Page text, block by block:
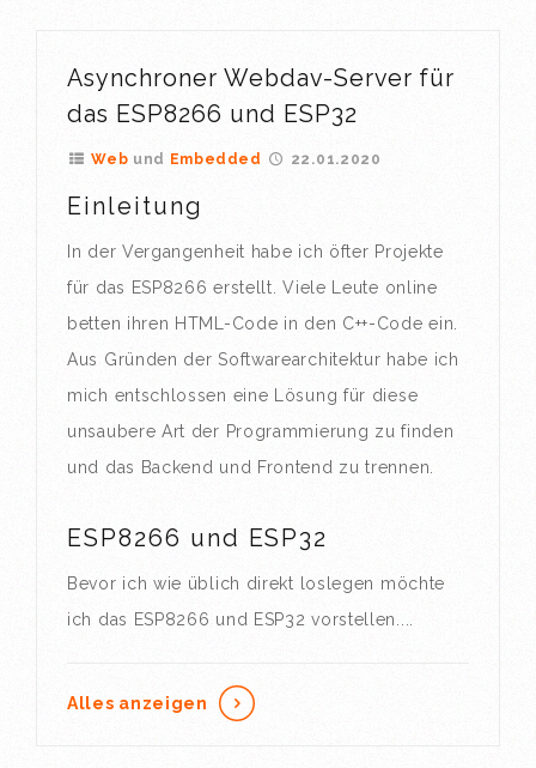
Asynchroner Webdav-Server für
das ESP8266 und ESP32
Web Embedded 22.01.2020
Einleitung
In der Vergangenheit habe ich öfter Projekte
für das ESP8266 erstellt. Viele Leute online
betten ihren HTML-Code in den C++-Code ein.
Aus Gründen der Softwarearchitektur habe ich
mich entschlossen eine Lösung für diese
unsaubere Art der Programmierung zu finden
und das Backend und Frontend zu trennen.
ESP8266 und ESP32
Bevor ich wie üblich direkt loslegen möchte
ich das ESP8266 und ESP32 vorstellen....
Alles anzeigen